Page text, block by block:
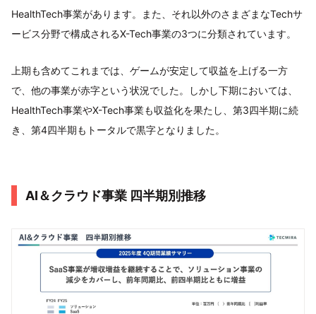
HealthTech事業があります。また、それ以外のさまざまなTechサ
ービス分野で構成されるX-Tech事業の3つに分類されています。
上期も含めてこれまでは、ゲームが安定して収益を上げる一方
で、他の事業が赤字という状況でした。しかし下期においては、
HealthTech事業やX-Tech事業も収益化を果たし、第3四半期に続
き、第4四半期もトータルで黒字となりました。
AI＆クラウド事業 四半期別推移